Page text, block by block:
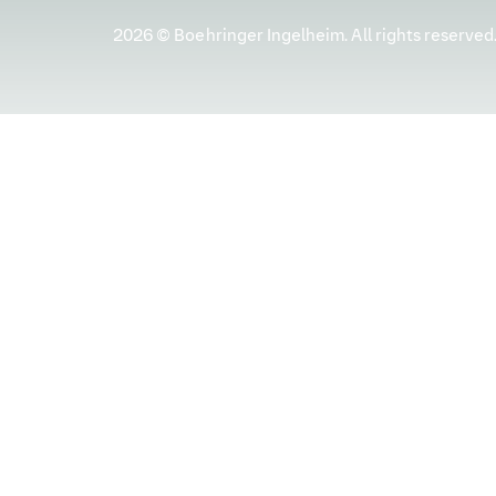
2026 © Boehringer Ingelheim. All rights